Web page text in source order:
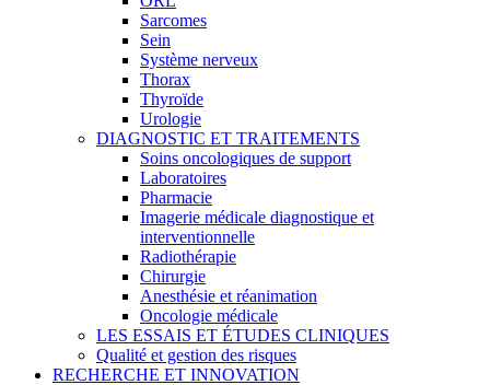
Sarcomes
Sein
Système nerveux
Thorax
Thyroïde
Urologie
DIAGNOSTIC ET TRAITEMENTS
Soins oncologiques de support
Laboratoires
Pharmacie
Imagerie médicale diagnostique et
interventionnelle
Radiothérapie
Chirurgie
Anesthésie et réanimation
Oncologie médicale
LES ESSAIS ET ÉTUDES CLINIQUES
Qualité et gestion des risques
RECHERCHE ET INNOVATION